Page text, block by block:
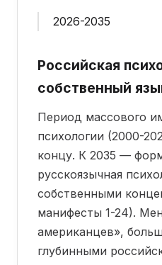
2026-2035
Российская
собственный
Период массового
психологии (2000-
концу. К 2035 —
русскоязычная
собственными
манифесты 1-24).
американцев»,
глубинными